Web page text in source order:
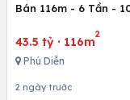
Bán 116m - 6 Tần -
43.5 tỷ · 116m
2
Phú Diễn
2 ngày trước